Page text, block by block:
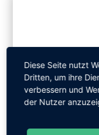
Diese Seite nutzt
Dritten, um ihre
verbessern und
der Nutzer